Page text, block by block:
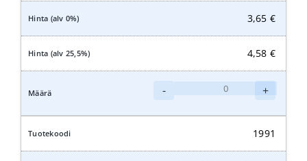
3,65 €
4,58 €
-
Biojätepussi
määrä
+
1991